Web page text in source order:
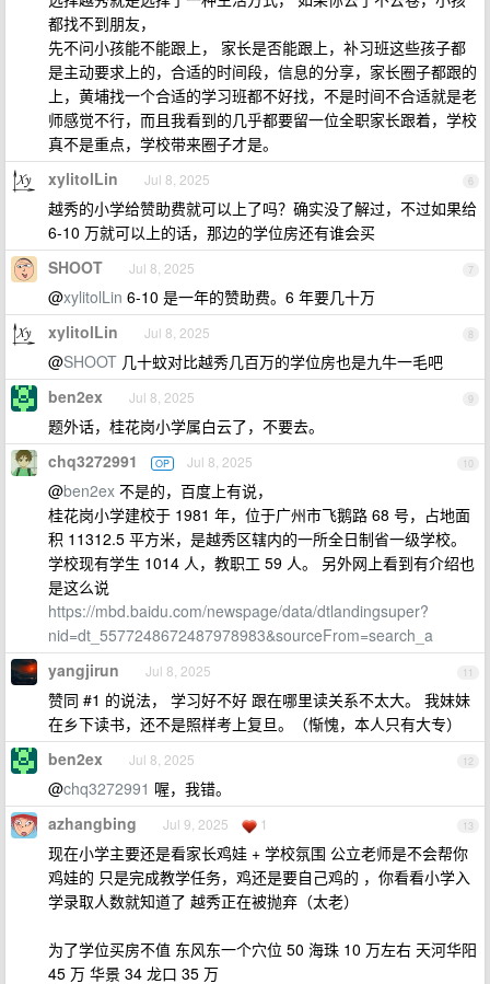
都找不到朋友，
先不问小孩能不能跟上， 家长是否能跟上，补习班这些孩子都
是主动要求上的，合适的时间段，信息的分享，家长圈子都跟的
上，黄埔找一个合适的学习班都不好找，不是时间不合适就是老
师感觉不行，而且我看到的几乎都要留一位全职家长跟着，学校
真不是重点，学校带来圈子才是。
6
xylitolLin Jul 8, 2025
越秀的小学给赞助费就可以上了吗？确实没了解过，不过如果给
6-10 万就可以上的话，那边的学位房还有谁会买
7
SHOOT Jul 8, 2025
@xylitolLin 6-10 是一年的赞助费。6 年要几十万
8
xylitolLin Jul 8, 2025
@SHOOT 几十蚊对比越秀几百万的学位房也是九牛一毛吧
9
ben2ex Jul 8, 2025
题外话，桂花岗小学属白云了，不要去。
10
chq3272991 OP Jul 8, 2025
@ben2ex 不是的，百度上有说，
桂花岗小学建校于 1981 年，位于广州市飞鹅路 68 号，占地面
积 11312.5 平方米，是越秀区辖内的一所全日制省一级学校。
学校现有学生 1014 人，教职工 59 人。 另外网上看到有介绍也
是这么说
https://mbd.baidu.com/newspage/data/dtlandingsuper?
nid=dt_5577248672487978983&sourceFrom=search_a
11
yangjirun Jul 8, 2025
赞同 #1 的说法， 学习好不好 跟在哪里读关系不太大。 我妹妹
在乡下读书，还不是照样考上复旦。（惭愧，本人只有大专）
12
ben2ex Jul 8, 2025
@chq3272991 喔，我错。
13
azhangbing Jul 9, 2025 1
现在小学主要还是看家长鸡娃 + 学校氛围 公立老师是不会帮你
鸡娃的 只是完成教学任务，鸡还是要自己鸡的 ，你看看小学入
学录取人数就知道了 越秀正在被抛弃（太老）
为了学位买房不值 东风东一个穴位 50 海珠 10 万左右 天河华阳
45 万 华景 34 龙口 35 万